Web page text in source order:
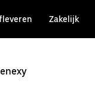
Zakelijk